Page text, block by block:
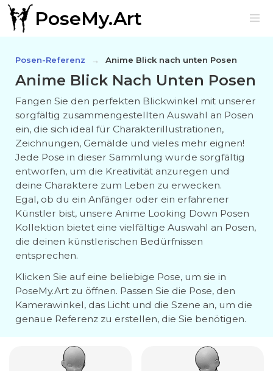
PoseMy.Art
Posen-Referenz Anime Blick nach unten Posen
Anime Blick Nach Unten Posen
Fangen Sie den perfekten Blickwinkel mit unserer
sorgfältig zusammengestellten Auswahl an Posen
ein, die sich ideal für Charakterillustrationen,
Zeichnungen, Gemälde und vieles mehr eignen!
Jede Pose in dieser Sammlung wurde sorgfältig
entworfen, um die Kreativität anzuregen und
deine Charaktere zum Leben zu erwecken.
Egal, ob du ein Anfänger oder ein erfahrener
Künstler bist, unsere Anime Looking Down Posen
Kollektion bietet eine vielfältige Auswahl an Posen,
die deinen künstlerischen Bedürfnissen
entsprechen.
Klicken Sie auf eine beliebige Pose, um sie in
PoseMy.Art zu öffnen. Passen Sie die Pose, den
Kamerawinkel, das Licht und die Szene an, um die
genaue Referenz zu erstellen, die Sie benötigen.